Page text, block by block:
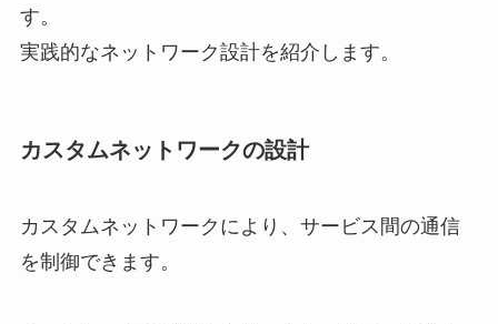
す。
実践的なネットワーク設計を紹介します。
カスタムネットワークの設計
カスタムネットワークにより、サービス間の通信
を制御できます。